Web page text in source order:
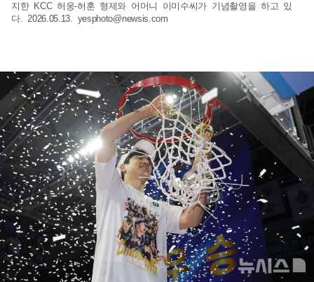
지한 KCC 허웅-허훈 형제와 어머니 이미수씨가 기념촬영을 하고 있
다. 2026.05.13. yesphoto@newsis.com